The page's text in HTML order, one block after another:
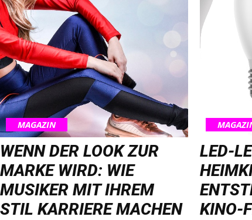
MAGAZIN
WENN DER LOOK ZUR
MARKE WIRD: WIE
MUSIKER MIT IHREM
STIL KARRIERE MACHEN
LED-
KINO-